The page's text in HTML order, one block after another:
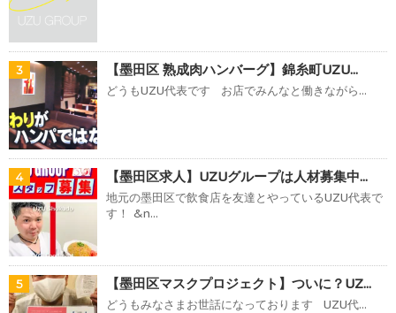
3 【墨田区 熟成肉ハンバーグ】錦糸町UZU...
どうもUZU代表です お店でみんなと働きながら...
4 【墨田区求人】UZUグループは人材募集中...
地元の墨田区で飲食店を友達とやっているUZU代表で
す！ &n...
5 【墨田区マスクプロジェクト】ついに？UZ...
どうもみなさまお世話になっております UZU代...